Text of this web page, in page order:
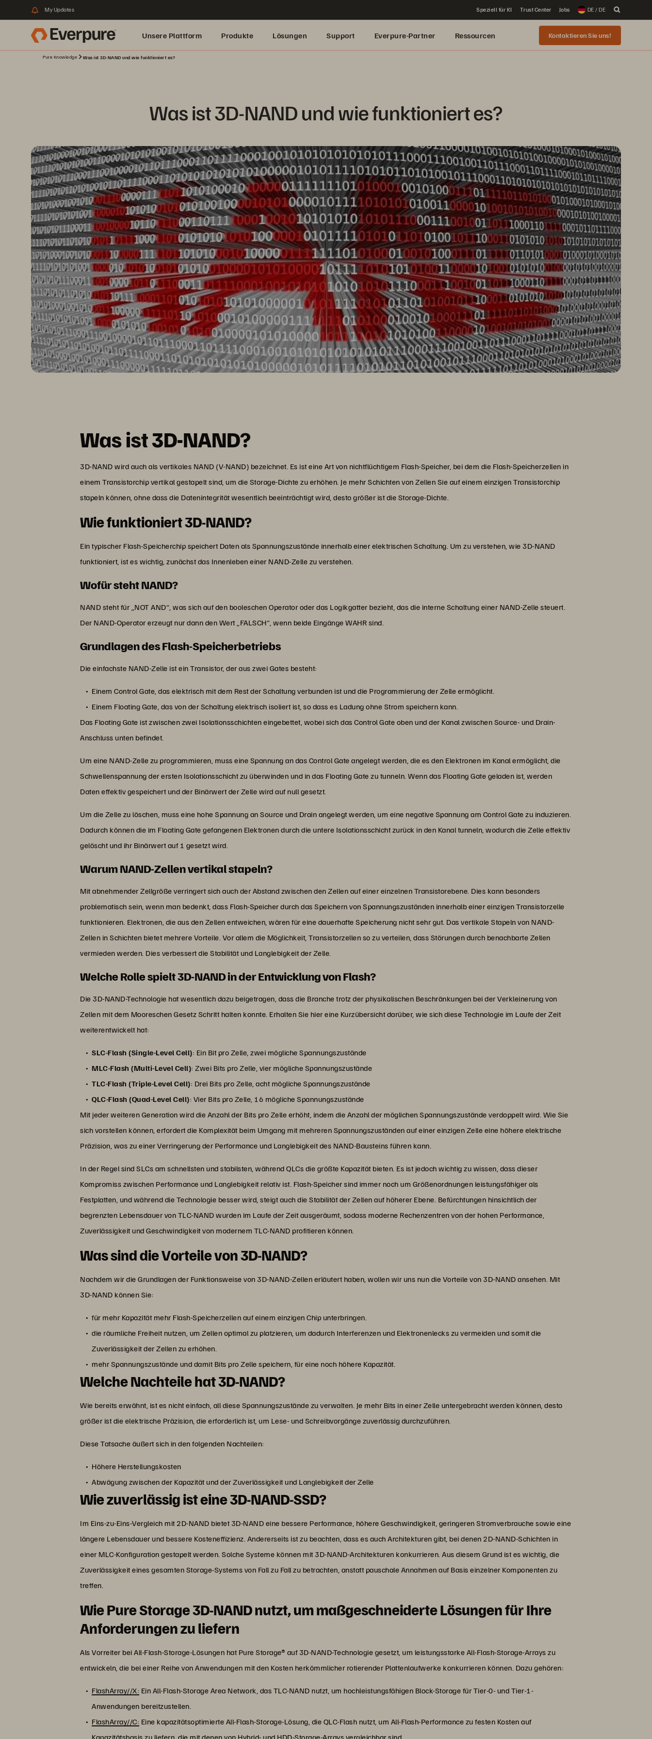
My Updates Speziell für KI Trust Center Jobs DE / DE
Unsere Plattform Produkte Lösungen Support Everpure-Partner Ressourcen Kontaktieren Sie uns!
Pure Knowledge Was ist 3D-NAND und wie funktioniert es?
Was ist 3D-NAND und wie funktioniert es?
Was ist 3D-NAND?
3D-NAND wird auch als vertikales NAND (V-NAND) bezeichnet. Es ist eine Art von nichtflüchtigem Flash-Speicher, bei dem die Flash-Speicherzellen in
einem Transistorchip vertikal gestapelt sind, um die Storage-Dichte zu erhöhen. Je mehr Schichten von Zellen Sie auf einem einzigen Transistorchip
stapeln können, ohne dass die Datenintegrität wesentlich beeinträchtigt wird, desto größer ist die Storage-Dichte.
Wie funktioniert 3D-NAND?
Ein typischer Flash-Speicherchip speichert Daten als Spannungszustände innerhalb einer elektrischen Schaltung. Um zu verstehen, wie 3D-NAND
funktioniert, ist es wichtig, zunächst das Innenleben einer NAND-Zelle zu verstehen.
Wofür steht NAND?
NAND steht für „NOT AND“, was sich auf den booleschen Operator oder das Logikgatter bezieht, das die interne Schaltung einer NAND-Zelle steuert.
Der NAND-Operator erzeugt nur dann den Wert „FALSCH“, wenn beide Eingänge WAHR sind.
Grundlagen des Flash-Speicherbetriebs
Die einfachste NAND-Zelle ist ein Transistor, der aus zwei Gates besteht:
Einem Control Gate, das elektrisch mit dem Rest der Schaltung verbunden ist und die Programmierung der Zelle ermöglicht.
Einem Floating Gate, das von der Schaltung elektrisch isoliert ist, so dass es Ladung ohne Strom speichern kann.
Das Floating Gate ist zwischen zwei Isolationsschichten eingebettet, wobei sich das Control Gate oben und der Kanal zwischen Source- und Drain-
Anschluss unten befindet.
Um eine NAND-Zelle zu programmieren, muss eine Spannung an das Control Gate angelegt werden, die es den Elektronen im Kanal ermöglicht, die
Schwellenspannung der ersten Isolationsschicht zu überwinden und in das Floating Gate zu tunneln. Wenn das Floating Gate geladen ist, werden
Daten effektiv gespeichert und der Binärwert der Zelle wird auf null gesetzt.
Um die Zelle zu löschen, muss eine hohe Spannung an Source und Drain angelegt werden, um eine negative Spannung am Control Gate zu induzieren.
Dadurch können die im Floating Gate gefangenen Elektronen durch die untere Isolationsschicht zurück in den Kanal tunneln, wodurch die Zelle effektiv
gelöscht und ihr Binärwert auf 1 gesetzt wird.
Warum NAND-Zellen vertikal stapeln?
Mit abnehmender Zellgröße verringert sich auch der Abstand zwischen den Zellen auf einer einzelnen Transistorebene. Dies kann besonders
problematisch sein, wenn man bedenkt, dass Flash-Speicher durch das Speichern von Spannungszuständen innerhalb einer einzigen Transistorzelle
funktionieren. Elektronen, die aus den Zellen entweichen, wären für eine dauerhafte Speicherung nicht sehr gut. Das vertikale Stapeln von NAND-
Zellen in Schichten bietet mehrere Vorteile. Vor allem die Möglichkeit, Transistorzellen so zu verteilen, dass Störungen durch benachbarte Zellen
vermieden werden. Dies verbessert die Stabilität und Langlebigkeit der Zelle.
Welche Rolle spielt 3D-NAND in der Entwicklung von Flash?
Die 3D-NAND-Technologie hat wesentlich dazu beigetragen, dass die Branche trotz der physikalischen Beschränkungen bei der Verkleinerung von
Zellen mit dem Mooreschen Gesetz Schritt halten konnte. Erhalten Sie hier eine Kurzübersicht darüber, wie sich diese Technologie im Laufe der Zeit
weiterentwickelt hat:
SLC-Flash (Single-Level Cell): Ein Bit pro Zelle, zwei mögliche Spannungszustände
MLC-Flash (Multi-Level Cell): Zwei Bits pro Zelle, vier mögliche Spannungszustände
TLC-Flash (Triple-Level Cell): Drei Bits pro Zelle, acht mögliche Spannungszustände
QLC-Flash (Quad-Level Cell): Vier Bits pro Zelle, 16 mögliche Spannungszustände
Mit jeder weiteren Generation wird die Anzahl der Bits pro Zelle erhöht, indem die Anzahl der möglichen Spannungszustände verdoppelt wird. Wie Sie
sich vorstellen können, erfordert die Komplexität beim Umgang mit mehreren Spannungszuständen auf einer einzigen Zelle eine höhere elektrische
Präzision, was zu einer Verringerung der Performance und Langlebigkeit des NAND-Bausteins führen kann.
In der Regel sind SLCs am schnellsten und stabilsten, während QLCs die größte Kapazität bieten. Es ist jedoch wichtig zu wissen, dass dieser
Kompromiss zwischen Performance und Langlebigkeit relativ ist. Flash-Speicher sind immer noch um Größenordnungen leistungsfähiger als
Festplatten, und während die Technologie besser wird, steigt auch die Stabilität der Zellen auf höherer Ebene. Befürchtungen hinsichtlich der
begrenzten Lebensdauer von TLC-NAND wurden im Laufe der Zeit ausgeräumt, sodass moderne Rechenzentren von der hohen Performance,
Zuverlässigkeit und Geschwindigkeit von modernem TLC-NAND profitieren können.
Was sind die Vorteile von 3D-NAND?
Nachdem wir die Grundlagen der Funktionsweise von 3D-NAND-Zellen erläutert haben, wollen wir uns nun die Vorteile von 3D-NAND ansehen. Mit
3D-NAND können Sie:
für mehr Kapazität mehr Flash-Speicherzellen auf einem einzigen Chip unterbringen.
die räumliche Freiheit nutzen, um Zellen optimal zu platzieren, um dadurch Interferenzen und Elektronenlecks zu vermeiden und somit die
Zuverlässigkeit der Zellen zu erhöhen.
mehr Spannungszustände und damit Bits pro Zelle speichern, für eine noch höhere Kapazität.
Welche Nachteile hat 3D-NAND?
Wie bereits erwähnt, ist es nicht einfach, all diese Spannungszustände zu verwalten. Je mehr Bits in einer Zelle untergebracht werden können, desto
größer ist die elektrische Präzision, die erforderlich ist, um Lese- und Schreibvorgänge zuverlässig durchzuführen.
Diese Tatsache äußert sich in den folgenden Nachteilen:
Höhere Herstellungskosten
Abwägung zwischen der Kapazität und der Zuverlässigkeit und Langlebigkeit der Zelle
Wie zuverlässig ist eine 3D-NAND-SSD?
Im Eins-zu-Eins-Vergleich mit 2D-NAND bietet 3D-NAND eine bessere Performance, höhere Geschwindigkeit, geringeren Stromverbrauche sowie eine
längere Lebensdauer und bessere Kosteneffizienz. Andererseits ist zu beachten, dass es auch Architekturen gibt, bei denen 2D-NAND-Schichten in
einer MLC-Konfiguration gestapelt werden. Solche Systeme können mit 3D-NAND-Architekturen konkurrieren. Aus diesem Grund ist es wichtig, die
Zuverlässigkeit eines gesamten Storage-Systems von Fall zu Fall zu betrachten, anstatt pauschale Annahmen auf Basis einzelner Komponenten zu
treffen.
Wie Pure Storage 3D-NAND nutzt, um maßgeschneiderte Lösungen für Ihre
Anforderungen zu liefern
Als Vorreiter bei All-Flash-Storage-Lösungen hat Pure Storage® auf 3D-NAND-Technologie gesetzt, um leistungsstarke All-Flash-Storage-Arrays zu
entwickeln, die bei einer Reihe von Anwendungen mit den Kosten herkömmlicher rotierender Plattenlaufwerke konkurrieren können. Dazu gehören:
FlashArray//X: Ein All-Flash-Storage Area Network, das TLC-NAND nutzt, um hochleistungsfähigen Block-Storage für Tier-0- und Tier-1-
Anwendungen bereitzustellen.
FlashArray//C: Eine kapazitätsoptimierte All-Flash-Storage-Lösung, die QLC-Flash nutzt, um All-Flash-Performance zu festen Kosten auf
Kapazitätsbasis zu liefern, die mit denen von Hybrid- und HDD-Storage-Arrays vergleichbar sind.